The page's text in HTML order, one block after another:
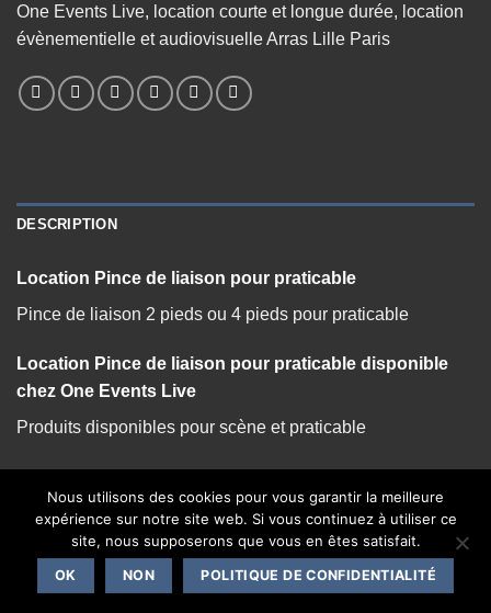
One Events Live, location courte et longue durée, location
évènementielle et audiovisuelle Arras Lille Paris
DESCRIPTION
Location Pince de liaison pour praticable
Pince de liaison 2 pieds ou 4 pieds pour praticable
Location Pince de liaison pour praticable disponible
chez One Events Live
Produits disponibles pour scène et praticable
CONTACT
Copyright 2026 © One Events Live | Mentions légales
Nous utilisons des cookies pour vous garantir la meilleure
expérience sur notre site web. Si vous continuez à utiliser ce
site, nous supposerons que vous en êtes satisfait.
OK NON POLITIQUE DE CONFIDENTIALITÉ